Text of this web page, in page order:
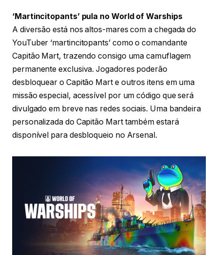
‘Martincitopants’ pula no World of Warships
A diversão está nos altos-mares com a chegada do
YouTuber ‘martincitopants’ como o comandante
Capitão Mart, trazendo consigo uma camuflagem
permanente exclusiva. Jogadores poderão
desbloquear o Capitão Mart e outros itens em uma
missão especial, acessível por um código que será
divulgado em breve nas redes sociais. Uma bandeira
personalizada do Capitão Mart também estará
disponível para desbloqueio no Arsenal.